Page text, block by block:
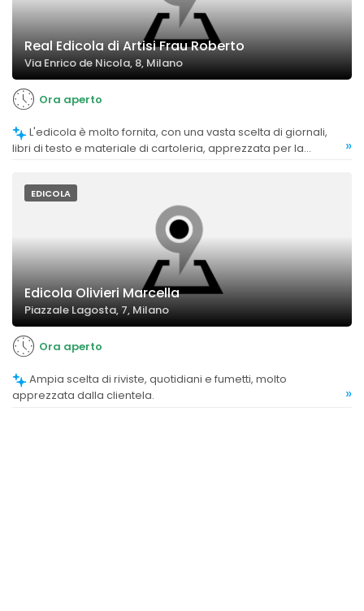
Real Edicola di Artisi Frau Roberto
Via Enrico de Nicola, 8, Milano
Ora aperto
libri di testo e materiale di cartoleria, apprezzata per la
»
EDICOLA
Edicola Olivieri Marcella
Piazzale Lagosta, 7, Milano
Ora aperto
apprezzata dalla clientela.
»